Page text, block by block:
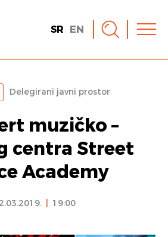
SR EN
Delegirani javni prostor
muzičko –
centra Street
Academy
19:00